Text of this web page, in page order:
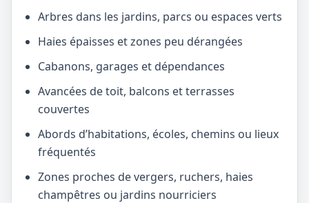
Arbres dans les jardins, parcs ou espaces verts
Haies épaisses et zones peu dérangées
Cabanons, garages et dépendances
Avancées de toit, balcons et terrasses
couvertes
Abords d’habitations, écoles, chemins ou lieux
fréquentés
Zones proches de vergers, ruchers, haies
champêtres ou jardins nourriciers